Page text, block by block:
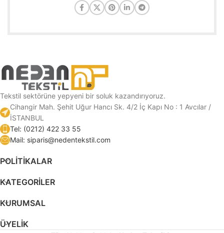
Tekstil sektörüne yepyeni bir soluk kazandırıyoruz.
Cihangir Mah. Şehit Uğur Hancı Sk. 4/2 İç Kapı No : 1 Avcılar /
İSTANBUL
Tel: (0212) 422 33 55
Mail: siparis@nedentekstil.com
POLİTİKALAR
KATEGORILER
KURUMSAL
ÜYELIK